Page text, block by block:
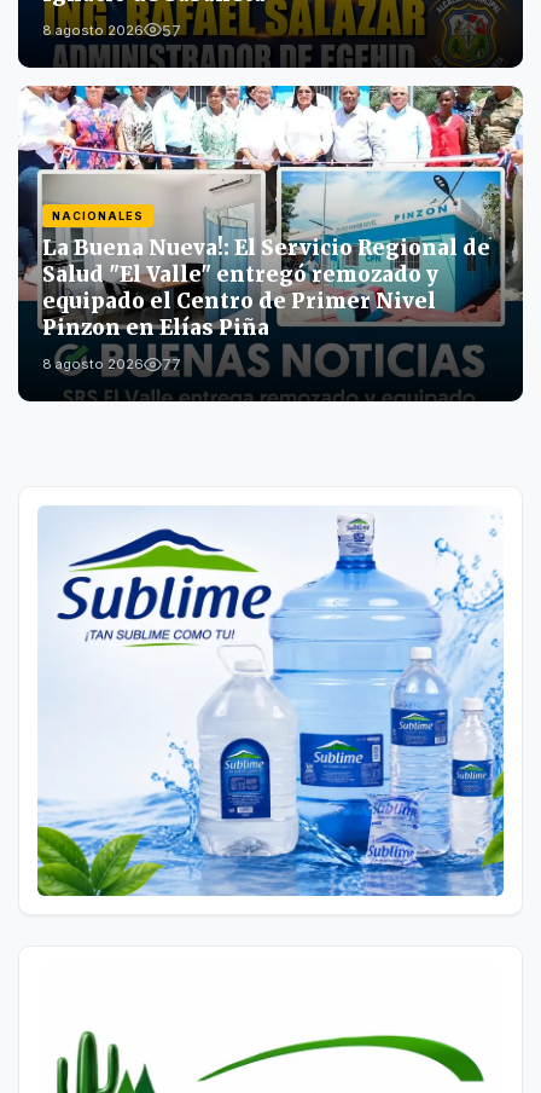
8 agosto 2026 57
NACIONALES
La Buena Nueva!: El Servicio Regional de
Salud "El Valle" entregó remozado y
equipado el Centro de Primer Nivel
Pinzon en Elías Piña
8 agosto 2026 77